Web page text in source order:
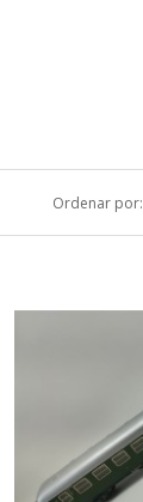
Ordenar por: